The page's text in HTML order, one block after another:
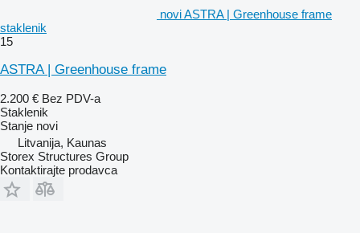
novi ASTRA | Greenhouse frame
staklenik
15
ASTRA | Greenhouse frame
2.200 € Bez PDV-a
Staklenik
Stanje novi
Litvanija, Kaunas
Storex Structures Group
Kontaktirajte prodavca